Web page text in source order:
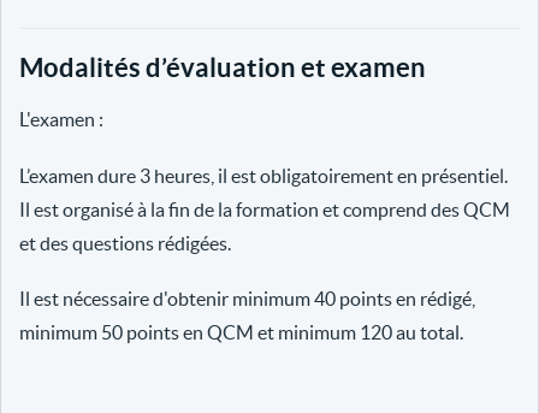
Modalités d’évaluation et examen
L'examen :
L’examen dure 3 heures, il est obligatoirement en présentiel.
Il est organisé à la fin de la formation et comprend des QCM
et des questions rédigées.
Il est nécessaire d'obtenir minimum 40 points en rédigé,
minimum 50 points en QCM et minimum 120 au total.